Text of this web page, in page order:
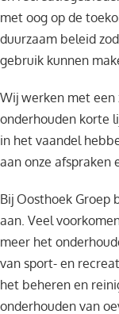
met oog op de
duurzaam beleid
gebruik kunnen
Wij werken met een
onderhouden korte
in het vaandel
aan onze afspraken
Bij Oosthoek Groep
aan. Veel
meer het
van sport- en
het beheren en
onderhouden van